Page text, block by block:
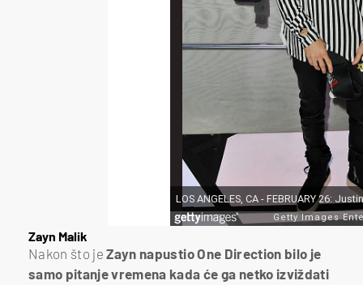
Zayn Malik
Nakon što jeZayn napustio One Direction bilo je
samo pitanje vremena kada će ga netko izviždati